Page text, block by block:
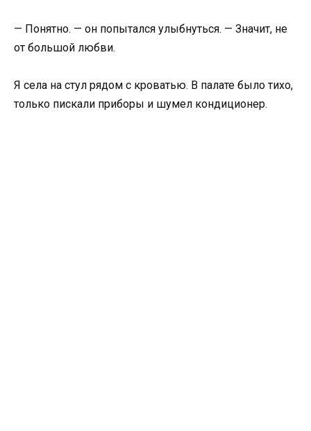
— Понятно. — он попытался улыбнуться. — Значит, не
от большой любви.
Я села на стул рядом с кроватью. В палате было тихо,
только пискали приборы и шумел кондиционер.